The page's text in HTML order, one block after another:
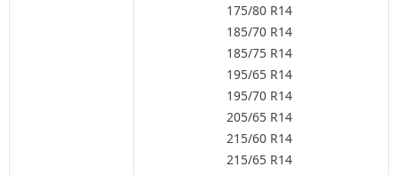
175/80 R14
185/70 R14
185/75 R14
195/65 R14
195/70 R14
205/65 R14
215/60 R14
215/65 R14